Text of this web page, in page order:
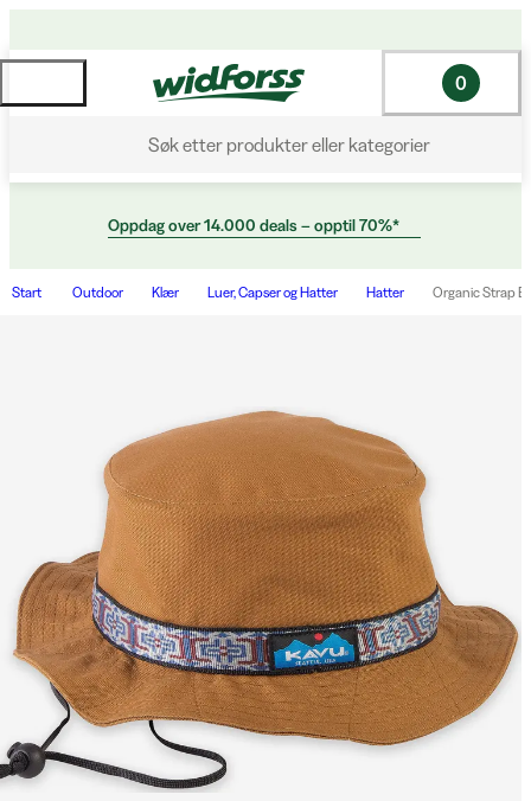
Søk etter produkter eller kategorier
0
Oppdag over 14.000 deals – opptil 70%*
Start Outdoor Klær Luer, Capser og Hatter Hatter Organic Strap